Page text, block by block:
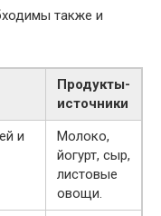
также и
Продукты-
источники
и
Молоко,
йогурт, сыр,
листовые
овощи.